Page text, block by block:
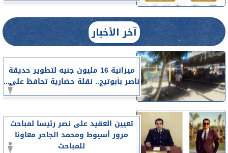
آخر الأخبار
ميزانية 16 مليون جنيه لتطوير حديقة
ناصر بأبوتيج.. نقلة حضارية تحافظ على...
تعيين العقيد على نصر رئيسا لمباحث
مرور أسيوط ومحمد الجاحر معاونا
للمباحث